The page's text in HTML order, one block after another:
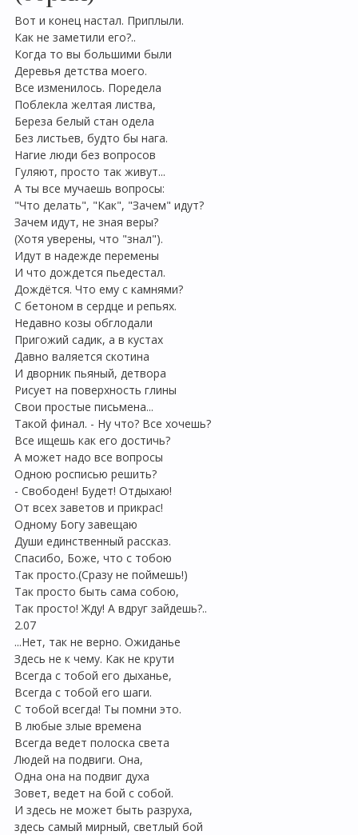
Вот и конец настал. Приплыли.
Как не заметили его?..
Когда то вы большими были
Деревья детства моего.
Все изменилось. Поредела
Поблекла желтая листва,
Береза белый стан одела
Без листьев, будто бы нага.
Нагие люди без вопросов
Гуляют, просто так живут...
А ты все мучаешь вопросы:
"Что делать", "Как", "Зачем" идут?
Зачем идут, не зная веры?
(Хотя уверены, что "знал").
Идут в надежде перемены
И что дождется пьедестал.
Дождётся. Что ему с камнями?
С бетоном в сердце и репьях.
Недавно козы обглодали
Пригожий садик, а в кустах
Давно валяется скотина
И дворник пьяный, детвора
Рисует на поверхность глины
Свои простые письмена...
Такой финал. - Ну что? Все хочешь?
Все ищешь как его достичь?
А может надо все вопросы
Одною росписью решить?
- Свободен! Будет! Отдыхаю!
От всех заветов и прикрас!
Одному Богу завещаю
Души единственный рассказ.
Спасибо, Боже, что с тобою
Так просто.(Сразу не поймешь!)
Так просто быть сама собою,
Так просто! Жду! А вдруг зайдешь?..
2.07
...Нет, так не верно. Ожиданье
Здесь не к чему. Как не крути
Всегда с тобой его дыханье,
Всегда с тобой его шаги.
С тобой всегда! Ты помни это.
В любые злые времена
Всегда ведет полоска света
Людей на подвиги. Она,
Одна она на подвиг духа
Зовет, ведет на бой с собой.
И здесь не может быть разруха,
здесь самый мирный, светлый бой